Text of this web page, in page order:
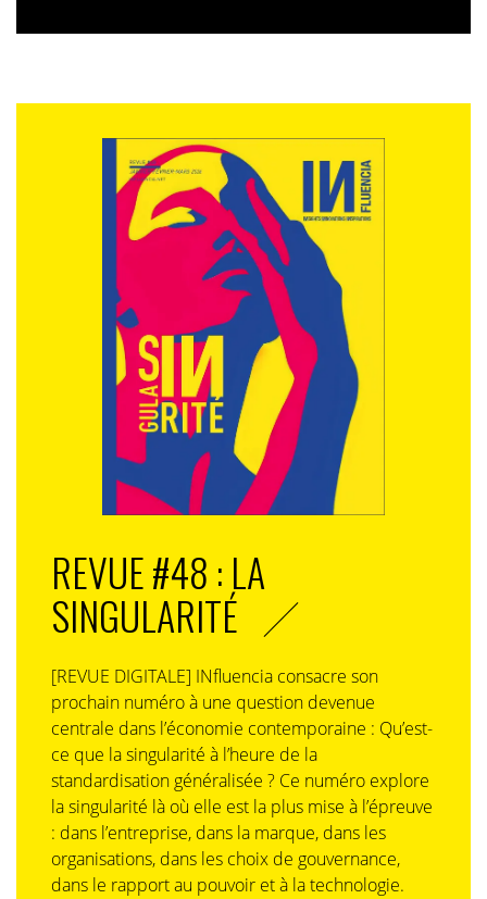
REVUE #48 : LA
SINGULARITÉ
[REVUE DIGITALE] INfluencia consacre son
prochain numéro à une question devenue
centrale dans l’économie contemporaine : Qu’est-
ce que la singularité à l’heure de la
standardisation généralisée ? Ce numéro explore
la singularité là où elle est la plus mise à l’épreuve
: dans l’entreprise, dans la marque, dans les
organisations, dans les choix de gouvernance,
dans le rapport au pouvoir et à la technologie.